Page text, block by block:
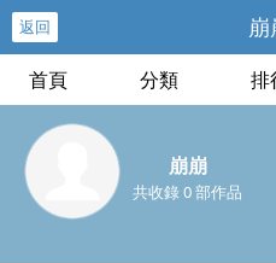
返回 崩
首頁 分類 排
崩崩
共收錄 0 部作品